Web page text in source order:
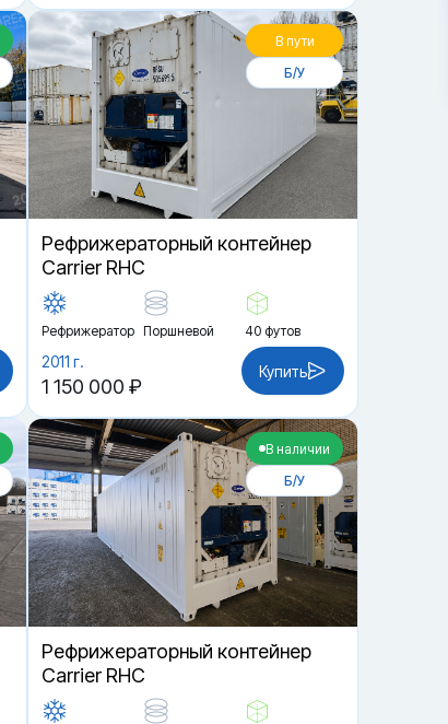
В пути
Б/У
Рефрижераторный контейнер
Carrier RHC
Рефрижератор Поршневой 40 футов
2011 г.
1 150 000 ₽
Купить
В наличии
Б/У
Рефрижераторный контейнер
Carrier RHC